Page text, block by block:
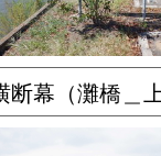
断幕（灘橋＿